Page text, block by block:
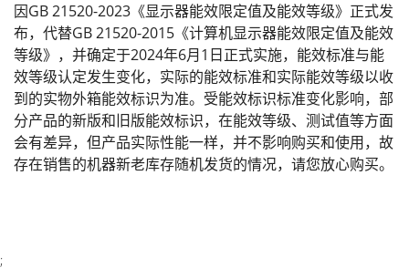
因GB 21520-2023《显示器能效限定值及能效等级》正式发
布，代替GB 21520-2015《计算机显示器能效限定值及能效
等级》，并确定于2024年6月1日正式实施，能效标准与能
效等级认定发生变化，实际的能效标准和实际能效等级以收
到的实物外箱能效标识为准。受能效标识标准变化影响，部
分产品的新版和旧版能效标识，在能效等级、测试值等方面
会有差异，但产品实际性能一样，并不影响购买和使用，故
存在销售的机器新老库存随机发货的情况，请您放心购买。
;